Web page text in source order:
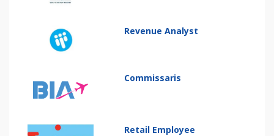
Revenue Analyst
Commissaris
Retail Employee